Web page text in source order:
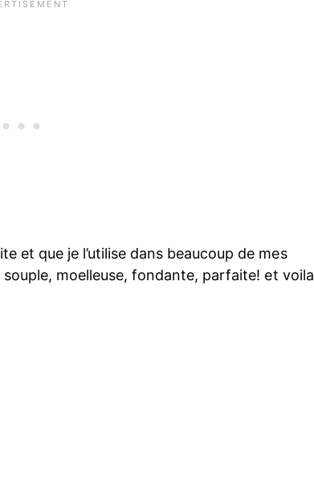
et que je l’utilise dans beaucoup de mes
moelleuse, fondante, parfaite! et voila